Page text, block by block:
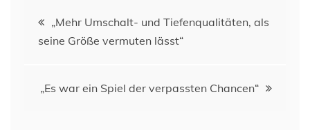
Beitragsnavigation
„Mehr Umschalt- und Tiefenqualitäten, als
seine Größe vermuten lässt“
„Es war ein Spiel der verpassten Chancen“